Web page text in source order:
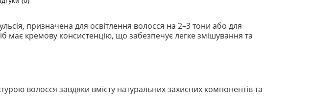
призначена для освітлення волосся на 2–3 тони або для
має кремову консистенцію, що забезпечує легке змішування та
волосся завдяки вмісту натуральних захисних компонентів та